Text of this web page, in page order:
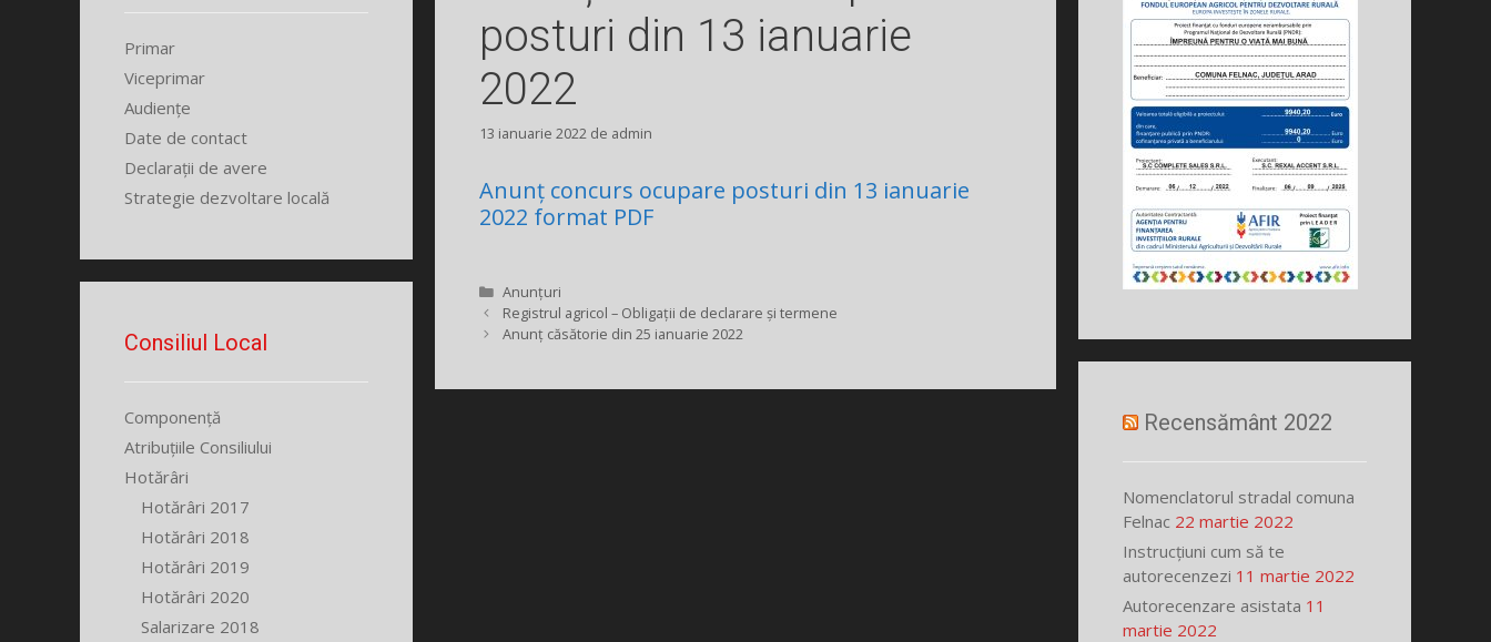
posturi din 13 ianuarie
2022
13 ianuarie 2022 de admin
Anunț concurs ocupare posturi din 13 ianuarie
2022 format PDF
Categorii
Anunțuri
Registrul agricol – Obligații de declarare și termene
Anunț căsătorie din 25 ianuarie 2022
Primar
Viceprimar
Audiențe
Date de contact
Declarații de avere
Strategie dezvoltare locală
Consiliul Local
Componență
Atribuțiile Consiliului
Hotărâri
Hotărâri 2017
Hotărâri 2018
Hotărâri 2019
Hotărâri 2020
Salarizare 2018
Recensământ 2022
Nomenclatorul stradal comuna
Felnac 22 martie 2022
Instrucțiuni cum să te
autorecenzezi 11 martie 2022
Autorecenzare asistata 11
martie 2022